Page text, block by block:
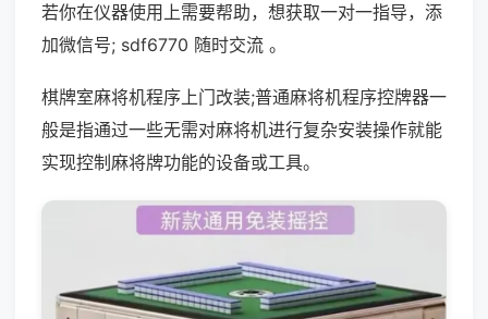
若你在仪器使用上需要帮助，想获取一对一指导，添
加微信号; sdf6770 随时交流 。
棋牌室麻将机程序上门改装;普通麻将机程序控牌器一
般是指通过一些无需对麻将机进行复杂安装操作就能
实现控制麻将牌功能的设备或工具。